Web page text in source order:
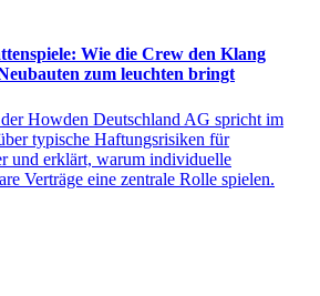
Wie die Crew den Klang
zum leuchten bringt